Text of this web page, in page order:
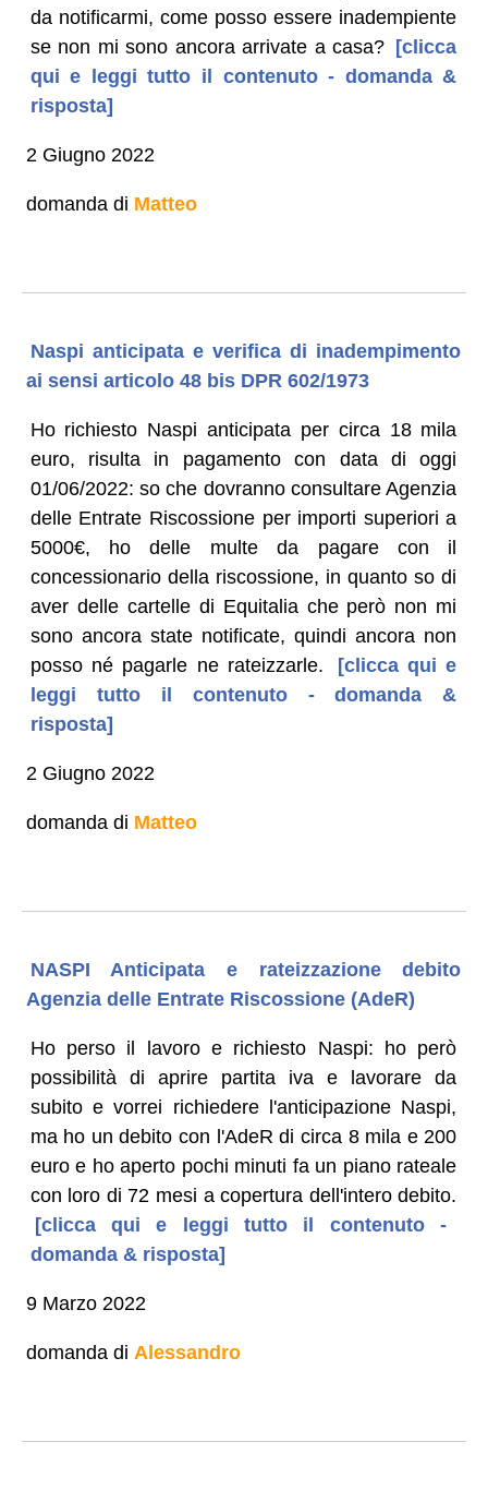
da notificarmi, come posso essere inadempiente
se non mi sono ancora arrivate a casa? [clicca
qui e leggi tutto il contenuto - domanda &
risposta]
2 Giugno 2022
domanda di Matteo
Naspi anticipata e verifica di inadempimento
ai sensi articolo 48 bis DPR 602/1973
Ho richiesto Naspi anticipata per circa 18 mila
euro, risulta in pagamento con data di oggi
01/06/2022: so che dovranno consultare Agenzia
delle Entrate Riscossione per importi superiori a
5000€, ho delle multe da pagare con il
concessionario della riscossione, in quanto so di
aver delle cartelle di Equitalia che però non mi
sono ancora state notificate, quindi ancora non
posso né pagarle ne rateizzarle.
[clicca qui e
leggi tutto il contenuto - domanda &
risposta]
2 Giugno 2022
domanda di Matteo
NASPI Anticipata e rateizzazione debito
Agenzia delle Entrate Riscossione (AdeR)
Ho perso il lavoro e richiesto Naspi: ho però
possibilità di aprire partita iva e lavorare da
subito e vorrei richiedere l'anticipazione Naspi,
ma ho un debito con l'AdeR di circa 8 mila e 200
euro e ho aperto pochi minuti fa un piano rateale
con loro di 72 mesi a copertura dell'intero debito.
[clicca qui e leggi tutto il contenuto -
domanda & risposta]
9 Marzo 2022
domanda di Alessandro